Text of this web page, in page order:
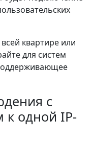
квартире или
для систем
с
к одной IP-